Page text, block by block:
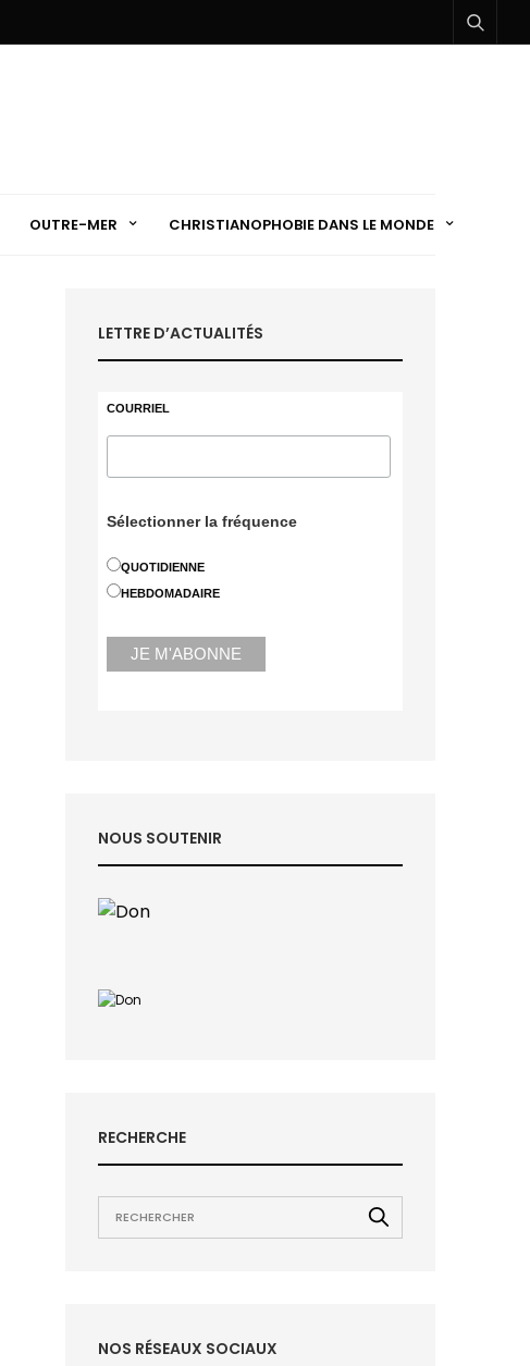
OUTRE-MER CHRISTIANOPHOBIE DANS LE MONDE
LETTRE D’ACTUALITÉS
COURRIEL
Sélectionner la fréquence
QUOTIDIENNE
HEBDOMADAIRE
NOUS SOUTENIR
RECHERCHE
NOS RÉSEAUX SOCIAUX